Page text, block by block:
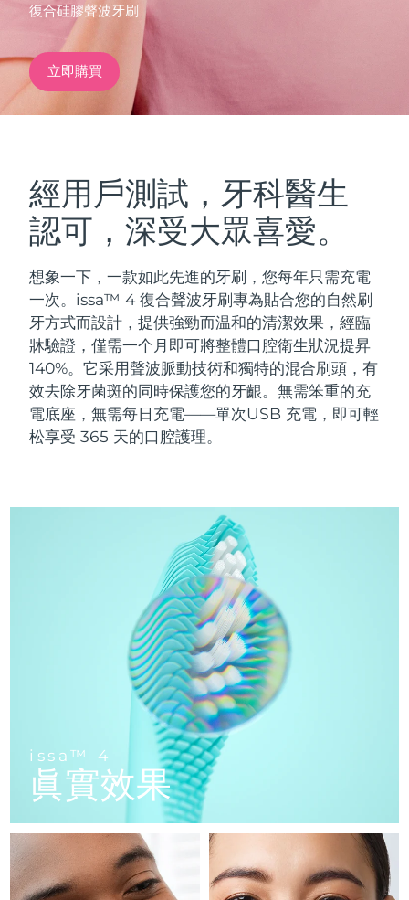
復合硅膠聲波牙刷
立即購買
經用戶測試，牙科醫生
認可，深受大眾喜愛。
想象一下，一款如此先進的牙刷，您每年只需充電
一次。issa™ 4 復合聲波牙刷專為貼合您的自然刷
牙方式而設計，提供強勁而温和的清潔效果，經臨
牀驗證，僅需一个月即可將整體口腔衛生狀況提昇
140%。它采用聲波脈動技術和獨特的混合刷頭，有
效去除牙菌斑的同時保護您的牙齦。無需笨重的充
電底座，無需每日充電——單次USB 充電，即可輕
松享受 365 天的口腔護理。
issa™ 4
眞實效果
紅光療法
LUNA™ 4 套裝
Anti-aging massage
LUNA™ 4 Plus
Massage, LED heating
LUNA™ 4 mini
For young skin, T-zone
LUNA™ 4 go
For travel or gym bag
LUNA™護膚
Premium cleansers & balm
LUNA™ 設備
All facial cleansing devices
BEAR™ 2 套裝
Microcurrent toning
BEAR™ 2 go
Microcurrent toning on-the-go
面部提拉護理
Premium anti-aging skincare
BEAR™ 設備
All premium facelift devices
補水保濕
UFO™ 3 套裝
Deep facial hydration
Near-infrared and red light therapy
UFO™ 3 mini
Red light therapy device for young skin
UFO™ 3 go
Portable red light therapy
面膜
Rejuvenation & hydration
UFO™ 設備
All deep facial hydration devices
口腔護理
issa™ 4
Hybrid silicone sonic toothbrush
Smart hybrid silicone sonic toothbrush
issa™ 4 smile
Hybrid silicone sonic toothbrush
issa™ 4 baby
For ages 0-3
issa™ Teeth Whitening Set
Dual LED + sonic device & 18% PAP gel
ISSA™ 設備
All silicone sonic toothbrushes
FAQ™ 抗老護理
FAQ™ 101
Clinical anti-aging
FAQ™ 102
Advanced clinical anti-aging
FAQ™ 103
Luxurious clinical anti-aging set
FAQ™ P1 Primer
Manuka honey primer
LED 護理
FAQ™ 201
LED mask
FAQ™ 202
LED mask
FAQ™ 211
Anti-aging neck & décolleté LED mask
FAQ™ 221
Anti-aging LED hand mask
FAQ™ 301
LED hair strengthening scalp massager
FAQ™ Scalp Serum
Scalp recovery probiotic serum
FAQ™護膚品
All FAQ™ skincare
肌膚年輕化
NEW
FAQ™ 501
Full-Spectrum Red Light Therapy
FAQ™ 502
Full-Spectrum Red Light Therapy
FAQ™ Red Light Serum
保健品
德國
加拿大
奧地利 預計送達日期10/08/2026
巴林 預計送達日期11/08/2026
比利時 預計送達日期 10/08/2026
百慕達 預計送達日期16/08/2026
波士尼亞與赫塞哥維納 預計送達日期13/08/2026
汶萊 預計送達日期15/08/2026
保加利亞
預計送達日期
預計送達日期
預計送達日期
預計送達日期
預計送達日期
丹麥
愛沙尼亞 預計送達日期10/08/2026
芬蘭 預計送達日期10/08/2026